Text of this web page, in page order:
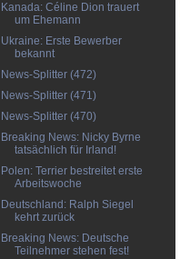
Kanada: Céline Dion trauert
um Ehemann
Ukraine: Erste Bewerber
bekannt
News-Splitter (472)
News-Splitter (471)
News-Splitter (470)
Breaking News: Nicky Byrne
tatsächlich für Irland!
Polen: Terrier bestreitet erste
Arbeitswoche
Deutschland: Ralph Siegel
kehrt zurück
Breaking News: Deutsche
Teilnehmer stehen fest!